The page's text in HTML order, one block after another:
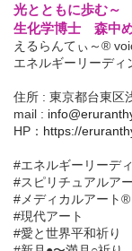
光とともに歩む～
生化学博士 森中
えるらんてぃ～®
エネルギーリーディ
住所 : 東京都台東区
mail :
HP： https://
#エネルギーリーデ
#スピリチュアルア
#メディカルアート®︎
#現代アート
#愛と世界平和祈り